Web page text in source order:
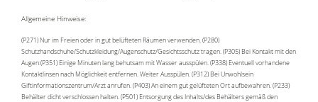
Allgemeine Hinweise:
(P271) Nur im Freien oder in gut belüfteten Räumen verwenden. (P280)
Schutzhandschuhe/Schutzkleidung/Augenschutz/Gesichtsschutz tragen. (P305) Bei Kontakt mit den
Augen:(P351) Einige Minuten lang behutsam mit Wasser ausspülen. (P338) Eventuell vorhandene
Kontaktlinsen nach Möglichkeit entfernen. Weiter Ausspülen. (P312) Bei Unwohlsein
Giftinformationszentrum/Arzt anrufen. (P403) An einem gut gelüfteten Ort aufbewahren. (P233)
Behälter dicht verschlossen halten. (P501) Entsorgung des Inhalts/des Behälters gemäß den